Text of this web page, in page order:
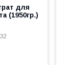
для
(1950гр.)